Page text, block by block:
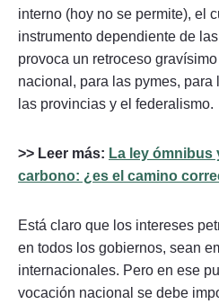
interno (hoy no se permite), el
instrumento dependiente de
provoca un retroceso
nacional, para las pymes, para
las provincias y el federalismo.
>> Leer más: La ley ómnibus
carbono: ¿es el camino
Está claro que los intereses
en todos los gobiernos, sean
internacionales. Pero en ese
vocación nacional se debe